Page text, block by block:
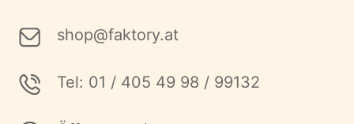
shop@faktory.at
Tel: 01 / 405 49 98 / 99132